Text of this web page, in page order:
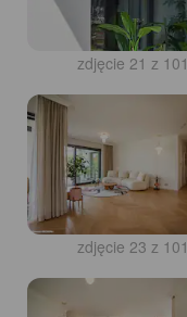
zdjęcie 21 z 101
zdjęcie 23 z 101